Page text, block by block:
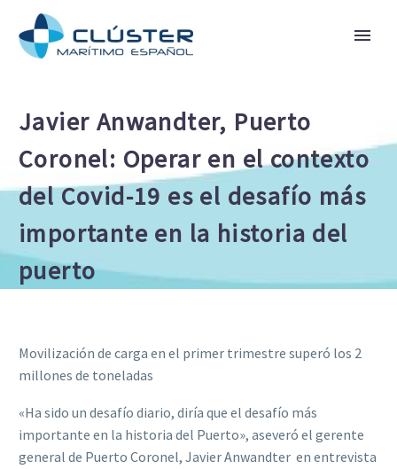
Javier Anwandter, Puerto
Coronel: Operar en el contexto
del Covid-19 es el desafío más
importante en la historia del
puerto
Movilización de carga en el primer trimestre superó los 2
millones de toneladas
«Ha sido un desafío diario, diría que el desafío más
importante en la historia del Puerto», aseveró el gerente
general de Puerto Coronel, Javier Anwandter  en entrevista